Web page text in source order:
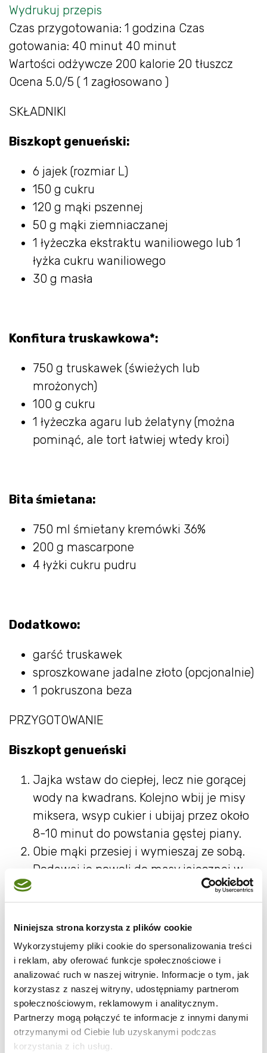
Niniejsza strona korzysta z plików cookie
Wykorzystujemy pliki cookie do spersonalizowania treści
i reklam, aby oferować funkcje społecznościowe i
analizować ruch w naszej witrynie. Informacje o tym, jak
korzystasz z naszej witryny, udostępniamy partnerom
społecznościowym, reklamowym i analitycznym.
Partnerzy mogą połączyć te informacje z innymi danymi
otrzymanymi od Ciebie lub uzyskanymi podczas
korzystania z ich usług.
Wydrukuj przepis
Czas przygotowania: 1 godzina Czas
gotowania: 40 minut 40 minut
Wartości odżywcze 200 kalorie 20 tłuszcz
Ocena 5.0/5 ( 1 zagłosowano )
SKŁADNIKI
Biszkopt genueński:
6 jajek (rozmiar L)
150 g cukru
120 g mąki pszennej
50 g mąki ziemniaczanej
1 łyżeczka ekstraktu waniliowego lub 1
łyżka cukru waniliowego
30 g masła
Konfitura truskawkowa*:
750 g truskawek (świeżych lub
mrożonych)
100 g cukru
1 łyżeczka agaru lub żelatyny (można
pominąć, ale tort łatwiej wtedy kroi)
Bita śmietana:
750 ml śmietany kremówki 36%
200 g mascarpone
4 łyżki cukru pudru
Dodatkowo:
garść truskawek
sproszkowane jadalne złoto (opcjonalnie)
1 pokruszona beza
PRZYGOTOWANIE
Biszkopt genueński
Jajka wstaw do ciepłej, lecz nie gorącej
wody na kwadrans. Kolejno wbij je misy
miksera, wsyp cukier i ubijaj przez około
8-10 minut do powstania gęstej piany.
Obie mąki przesiej i wymieszaj ze sobą.
Dodawaj je powoli do masy jajecznej w
kilku turach, powoli mieszając masę
łyżką (o tym, jak mieszać jajka z mąką
przeczytasztutaj).
Masło roztop i ostudź, powoli wlewaj je
do ciasta, delikatnie mieszając. Na koniec
dodaj ekstrakt waniliowy i delikatnie
wymieszaj (jeśli używasz cukru
waniliowego, dodaj go na samym
początku). Ciasto przelej do formy o
średnicy 20-23 cm ( u mnie 20 cm)